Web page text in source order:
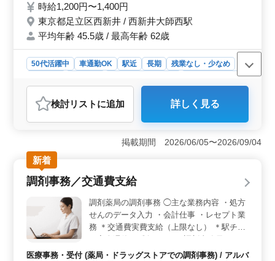
時給1,200円〜1,400円
東京都足立区西新井 / 西新井大師西駅
平均年齢 45.5歳 / 最高年齢 62歳
50代活躍中 車通勤OK 駅近 長期
残業なし・少なめ
医療事務・受付
おすすめポイント
＜駅近で快適に勤務＞ 西新井大師西駅から徒歩圏内で
通勤しやすく、残業なしのため仕事とプライベートの両
く安定した働き方ができます。 ＜医療事務経験を活
かせる＞ 受付、会計、患者対応、レセプト業務など医
院の医療事務を担当します。これまでの診療報酬請求経
験を活かし、即戦力として活躍できます。 ＜退職金
に加え、退職金制度や社会保険など福利厚生も整ってい
ます。経験を活かしながら安心して長く働ける環境で
す。
検討リスト に追加 詳しく見る
掲載期間 2026/06/05〜2026/09/04
新着
調剤事務／交通費支給
調剤薬局の調剤事務 ◯主な業務内容 ・処方
せんのデータ入力 ・会計仕事 ・レセプト業
務 ＊交通費実費支給（上限なし） ＊駅チカ
＊完全週休2日制 ベテラン調剤事務員さんを
募集します。 ぜひ一度お気軽に面接にお越
医療事務・受付 (薬局・ドラッグストアでの調剤事務) / アルバ